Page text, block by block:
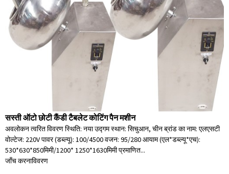
सस्ती ऑटो छोटी कैंडी टैबलेट कोटिंग पैन मशीन
अवलोकन त्वरित विवरण स्थिति: नया उद्गम स्थान: सिचुआन, चीन ब्रांड का नाम: एलएसटी
वोल्टेज: 220V पावर (डब्ल्यू): 100/4500 वजन: 95/280 आयाम (एल*डब्ल्यू*एच):
530*630*850मिमी/1200* 1250*1630मिमी प्रमाणित...
जाँच करनाविवरण